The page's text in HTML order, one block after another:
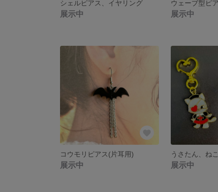
シェルピアス、イヤリング
展示中
ウェーブ型ピ
展示中
コウモリピアス(片耳用)
展示中 展示中